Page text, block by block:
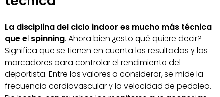
La disciplina del ciclo indoor es mucho más técnica
que el spinning. Ahora bien ¿esto qué quiere decir?
Significa que se tienen en cuenta los resultados y los
marcadores para controlar el rendimiento del
deportista. Entre los valores a considerar, se mide la
frecuencia cardiovascular y la velocidad de pedaleo.